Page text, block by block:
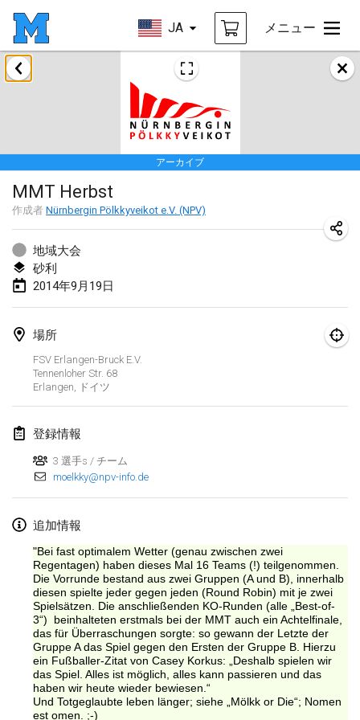
JA メニュー
Mölkk Your World
リストを表示
アーカイブ
MMT Herbst
作成者 Nürnbergin Pölkkyveikot e.V. (NPV)
地域大会
砂利
2014年9月19日
場所
FSV Erlangen-Bruck E.V.
Tennenloher Str. 68
Erlangen
ドイツ
登録情報
3 選手s / チーム
moelkky@npv-info.de
追加情報
"Bei fast optimalem Wetter (genau zwischen zwei
Regentagen) haben dieses Mal 16 Teams (!) teilgenommen.
Die Vorrunde bestand aus zwei Gruppen (A und B), innerhalb
diesen spielte jeder gegen jeden (Round Robin) mit je zwei
Spielsätzen. Die anschließenden KO-Runden (alle „Best-of-
3“) beinhalteten erstmals bei der MMT auch ein Achtelfinale,
das für Überraschungen sorgte: so gewann der Letzte der
Gruppe A das Spiel gegen den Ersten der Gruppe B. Hierzu
ein Fußballer-Zitat von Casey Korkus: „Deshalb spielen wir
das Spiel. Alles ist möglich, alles kann passieren und das
haben wir heute wieder bewiesen.“
Und Totgeglaubte leben länger; siehe „Mölkk or Die“; Nomen
est omen. ;-)
2014年1月
|フランス
2014年3月
EM Indoor - European Championships
2014年3月7日|エストニア
2014年9月
MIM - Masters Individuels de Mölkky
2014年9月20日
トーナメント